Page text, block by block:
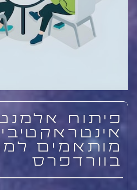
פיתוח
מותאמים
בוורדפרס